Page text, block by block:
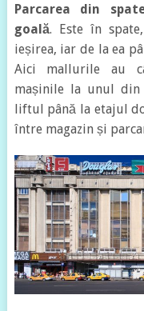
Parcarea din
goală. Este în
ieșirea, iar de la ea
Aici mallurile au
mașinile la unul
liftul până la etajul
între magazin și